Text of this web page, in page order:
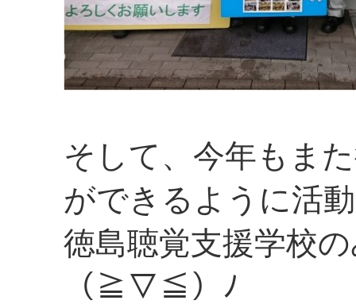
そして、今年もま
ができるように活
徳島聴覚支援学校
（≧▽≦）ﾉ